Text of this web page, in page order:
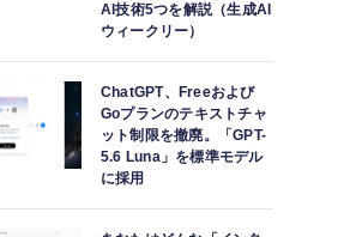
AI技術5つを解説（生成AI
ウィークリー）
ChatGPT、Freeおよび
Goプランのテキストチャ
ット制限を撤廃。「GPT-
5.6 Luna」を標準モデル
に採用